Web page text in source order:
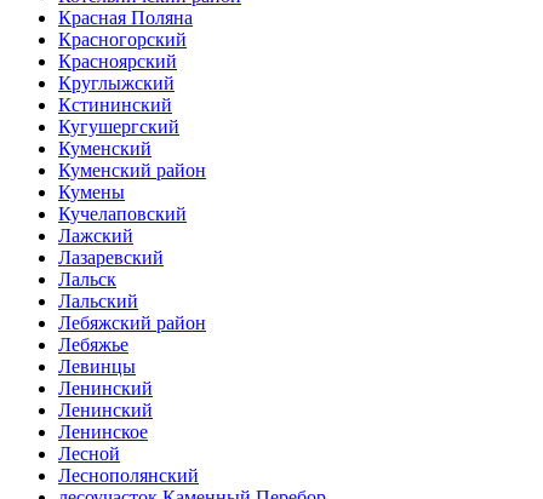
Красная Поляна
Красногорский
Красноярский
Круглыжский
Кстининский
Кугушергский
Куменский
Куменский район
Кумены
Кучелаповский
Лажский
Лазаревский
Лальск
Лальский
Лебяжский район
Лебяжье
Левинцы
Ленинский
Ленинский
Ленинское
Лесной
Леснополянский